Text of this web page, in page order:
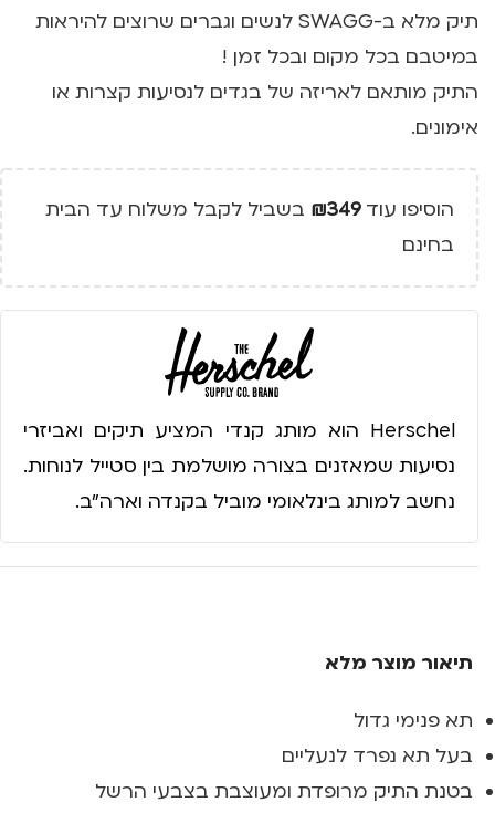
תיק מלא ב-SWAGG לנשים וגברים שרוצים להיראות
במיטבם בכל מקום ובכל זמן !
התיק מותאם לאריזה של בגדים לנסיעות קצרות או
אימונים.
הוסיפו עוד ₪349
בשביל לקבל משלוח עד הבית
בחינם
Herschel הוא מותג קנדי המציע תיקים ואביזרי
נסיעות שמאזנים בצורה מושלמת בין סטייל לנוחות.
נחשב למותג בינלאומי מוביל בקנדה וארה״ב.
תיאור מוצר מלא
תא פנימי גדול
בעל תא נפרד לנעליים
בטנת התיק מרופדת ומעוצבת בצבעי הרשל